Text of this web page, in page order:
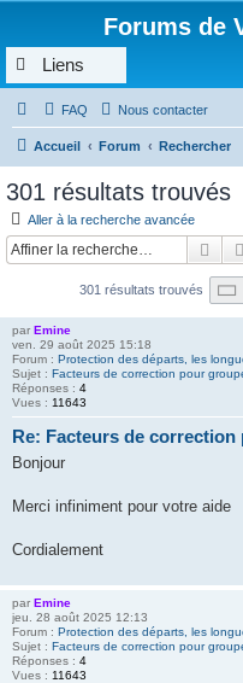
Forums de
Liens
FAQ Nous contacter
Accueil Forum Rechercher
301 résultats trouvés
Aller à la recherche avancée
301 résultats trouvés
par Emine
ven. 29 août 2025 15:18
Forum : Protection des départs, les
Sujet : Facteurs de correction pour
Réponses : 4
Vues : 11643
Re: Facteurs de correction
Bonjour
Merci infiniment pour votre aide
Cordialement
par Emine
jeu. 28 août 2025 12:13
Forum : Protection des départs, les
Sujet : Facteurs de correction pour
Réponses : 4
Vues : 11643